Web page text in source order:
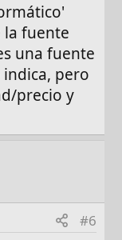
la fuente
una fuente
pero
precio y
#6